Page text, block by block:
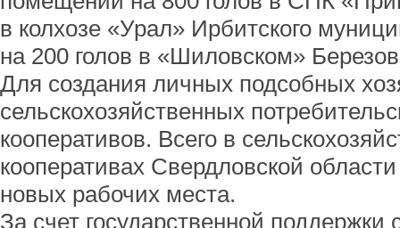
в колхозе «Урал» Ирбитского
на 200 голов в «Шиловском»
Для создания личных подсобных
сельскохозяйственных
кооперативов. Всего в
кооперативах Свердловской
новых рабочих места.
За счет государственной